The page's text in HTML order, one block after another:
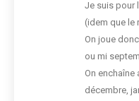
Je suis pour
(idem que le
On joue
ou mi
On enchaîne
décembre,